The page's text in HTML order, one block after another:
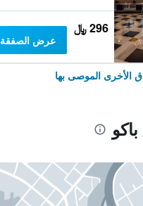
296 ﷼
عرض الصفقة
الأخرى الموصى بها